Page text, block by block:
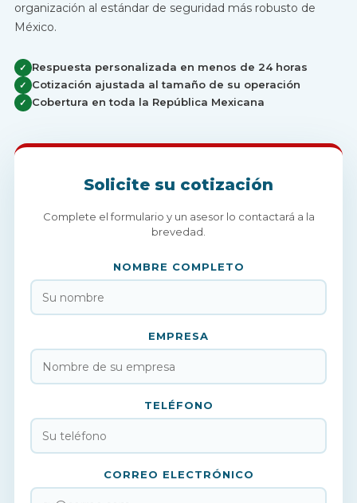
organización al estándar de seguridad más robusto de
México.
✓ Respuesta personalizada en menos de 24 horas
✓ Cotización ajustada al tamaño de su operación
✓ Cobertura en toda la República Mexicana
Solicite su cotización
Complete el formulario y un asesor lo contactará a la
brevedad.
NOMBRE COMPLETO
EMPRESA
TELÉFONO
CORREO ELECTRÓNICO